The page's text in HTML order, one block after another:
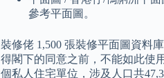
參考平面圖。
裝修佬 1,500 張裝修平面圖資料
得閣下的同意之前，不能如此使
個私人住宅單位，涉及人口共